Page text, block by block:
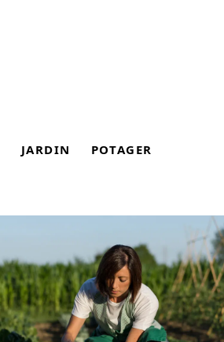
JARDIN POTAGER